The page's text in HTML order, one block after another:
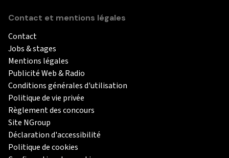
Contact et mentions légales
Contact
Jobs & stages
Mentions légales
Publicité Web & Radio
Conditions générales d'utilisation
Politique de vie privée
Règlement des concours
Site NGroup
Déclaration d'accessibilité
Politique de cookies